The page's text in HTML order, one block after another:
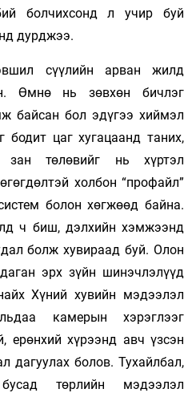
болчихсонд л учир буй
дурджээ.
сүүлийн арван жилд
Өмнө нь зөвхөн бичлэг
байсан бол эдүгээ хиймэл
бодит цаг хугацаанд таних,
зан төлөвийг нь хүртэл
холбон “профайл”
болон хөгжөөд байна.
ч биш, дэлхийн хэмжээнд
болж хувираад буй. Олон
эрх зүйн шинэчлэлүүд
Хүний хувийн мэдээлэл
камерын хэрэглээг
ерөнхий хүрээнд авч үзсэн
дагуулах болов. Тухайлбал,
төрлийн мэдээлэл